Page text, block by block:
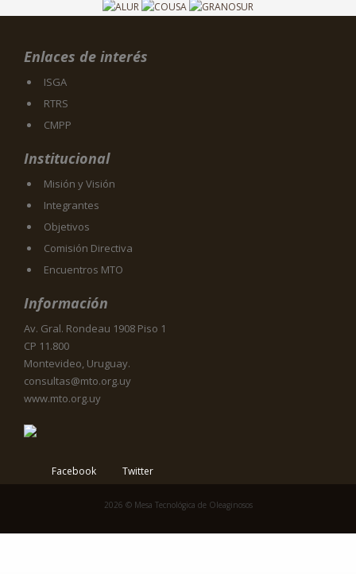
Enlaces de interés
ISGA
RTRS
CMPP
Institucional
Misión y Visión
Integrantes
Objetivos
Comisión Directiva
Encuentros MTO
Información
Av. Gral. Rondeau 1908 Piso 1
CP 11.800
Montevideo, Uruguay.
consultas@mto.org.uy
www.mto.org.uy
Facebook Twitter
2026 © Mesa Tecnológica de Oleaginosos